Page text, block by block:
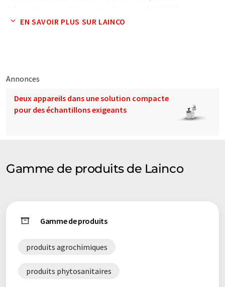
ces traductions automatiques pour présenter un plus large
EN SAVOIR PLUS SUR LAINCO
Annonces
Deux appareils dans une solution compacte
pour des échantillons exigeants
Gamme de produits de Lainco
Gamme de produits
produits agrochimiques
produits phytosanitaires